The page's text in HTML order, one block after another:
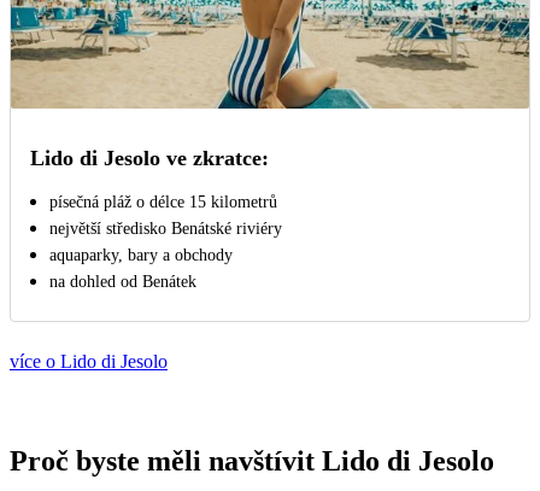
Lido di Jesolo ve zkratce:
písečná pláž o délce 15 kilometrů
největší středisko Benátské riviéry
aquaparky, bary a obchody
na dohled od Benátek
více o Lido di Jesolo
Proč byste měli navštívit Lido di Jesolo